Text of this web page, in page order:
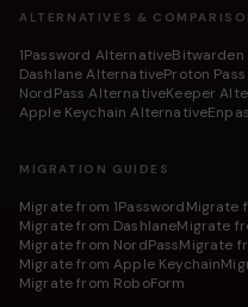
ALTERNATIVES &
1Password Alternative
Dashlane AlternativeProton
NordPass AlternativeKeeper
Apple Keychain Alternative
MIGRATION GUIDES
Migrate from 1PasswordMigrate
Migrate from DashlaneMigrate
Migrate from NordPassMigrate
Migrate from Apple Keychain
Migrate from RoboForm